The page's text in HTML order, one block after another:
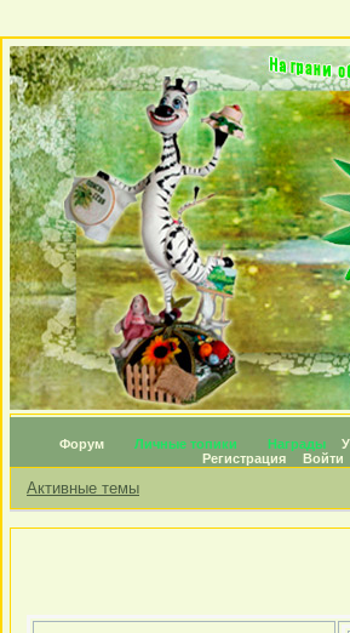
Форум Личные топики Награды
Регистрация
Войти
Активные темы